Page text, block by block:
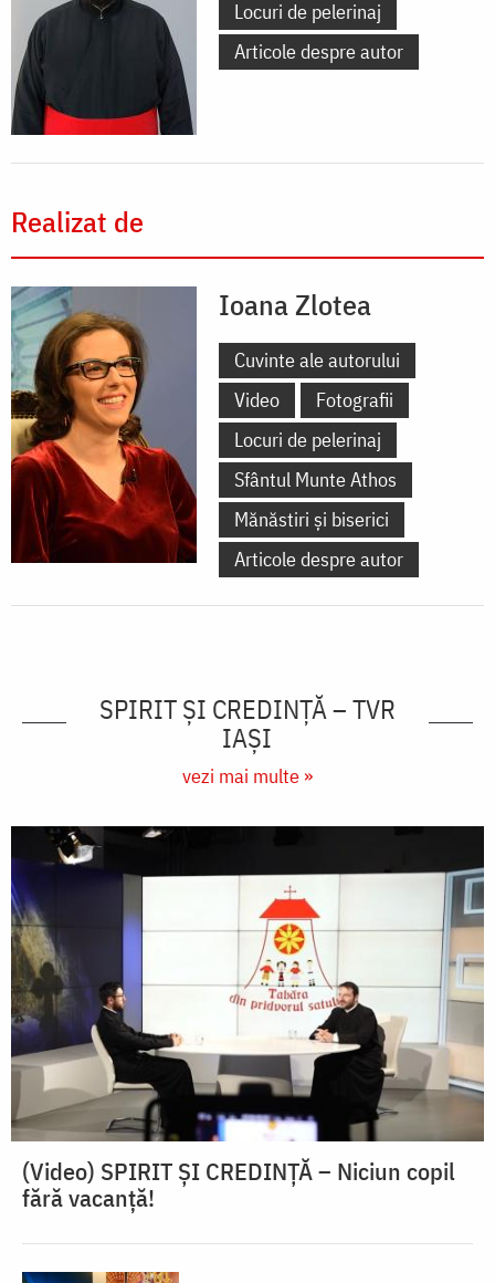
Locuri de pelerinaj
Articole despre autor
Realizat de
Ioana Zlotea
Cuvinte ale autorului
Video
Fotografii
Locuri de pelerinaj
Sfântul Munte Athos
Mănăstiri și biserici
Articole despre autor
SPIRIT ȘI CREDINȚĂ – TVR
IAȘI
vezi mai multe »
(Video) SPIRIT ŞI CREDINŢĂ – Niciun copil
fără vacanţă!